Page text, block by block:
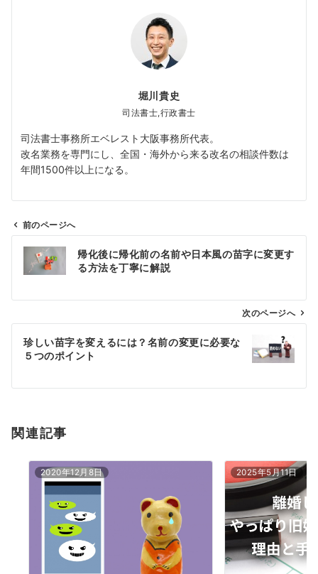
堀川貴史
司法書士,行政書士
司法書士事務所エベレスト大阪事務所代表。
改名業務を専門にし、全国・海外から来る改名の相談件数は
年間1500件以上になる。
ビ
ン
前のページへ
帰化後に帰化前の名前や日本風の苗字に変更す
る方法を丁寧に解説
次のページへ
珍しい苗字を変えるには？名前の変更に必要な
５つのポイント
関連記事
2020年12月8日 2025年5月11日